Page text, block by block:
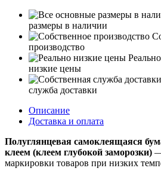
размеры в наличии
производство
Реально
низкие цены
служба доставки
Описание
Доставка и оплата
Полуглянцевая самоклеящаяся
клеем (клеем глубокой заморозки) —
маркировки товаров при низких